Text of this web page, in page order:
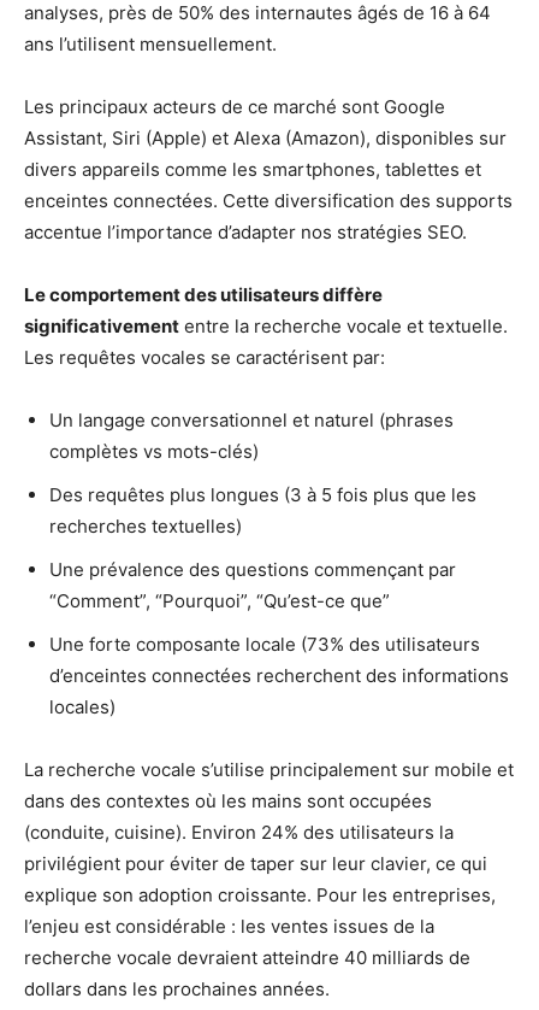
analyses, près de 50% des internautes âgés de 16 à 64
ans l’utilisent mensuellement.
Les principaux acteurs de ce marché sont Google
Assistant, Siri (Apple) et Alexa (Amazon), disponibles sur
divers appareils comme les smartphones, tablettes et
enceintes connectées. Cette diversification des supports
accentue l’importance d’adapter nos stratégies SEO.
Le comportement des utilisateurs diffère
significativement entre la recherche vocale et textuelle.
Les requêtes vocales se caractérisent par:
Un langage conversationnel et naturel (phrases
complètes vs mots-clés)
Des requêtes plus longues (3 à 5 fois plus que les
recherches textuelles)
Une prévalence des questions commençant par
“Comment”, “Pourquoi”, “Qu’est-ce que”
Une forte composante locale (73% des utilisateurs
d’enceintes connectées recherchent des informations
locales)
La recherche vocale s’utilise principalement sur mobile et
dans des contextes où les mains sont occupées
(conduite, cuisine). Environ 24% des utilisateurs la
privilégient pour éviter de taper sur leur clavier, ce qui
explique son adoption croissante. Pour les entreprises,
l’enjeu est considérable : les ventes issues de la
recherche vocale devraient atteindre 40 milliards de
dollars dans les prochaines années.